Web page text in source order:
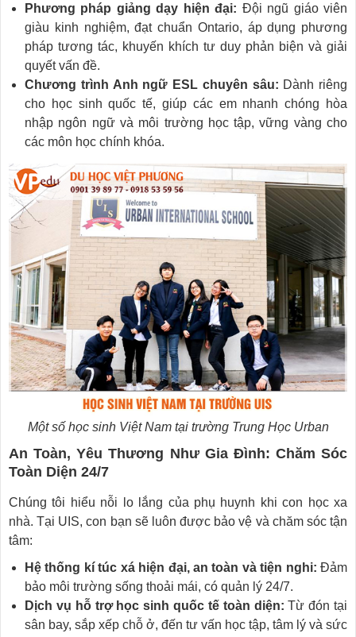
Phương pháp giảng dạy hiện đại: Đội ngũ giáo viên
giàu kinh nghiệm, đạt chuẩn Ontario, áp dụng phương
pháp tương tác, khuyến khích tư duy phản biện và giải
quyết vấn đề.
Chương trình Anh ngữ ESL chuyên sâu: Dành riêng
cho học sinh quốc tế, giúp các em nhanh chóng hòa
nhập ngôn ngữ và môi trường học tập, vững vàng cho
các môn học chính khóa.
Một số học sinh Việt Nam tại trường Trung Học Urban
An Toàn, Yêu Thương Như Gia Đình: Chăm Sóc
Toàn Diện 24/7
Chúng tôi hiểu nỗi lo lắng của phụ huynh khi con học xa
nhà. Tại UIS, con bạn sẽ luôn được bảo vệ và chăm sóc tận
tâm:
Hệ thống kí túc xá hiện đại, an toàn và tiện nghi: Đảm
bảo môi trường sống thoải mái, có quản lý 24/7.
Dịch vụ hỗ trợ học sinh quốc tế toàn diện: Từ đón tại
sân bay, sắp xếp chỗ ở, đến tư vấn học tập, tâm lý và sức